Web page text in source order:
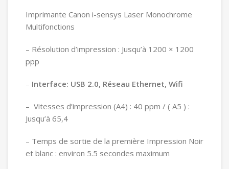
Imprimante Canon i-sensys Laser Monochrome
Multifonctions
– Résolution d’impression : Jusqu’à 1200 × 1200
ppp
– Interface: USB 2.0, Réseau Ethernet, Wifi
– Vitesses d’impression (A4) : 40 ppm / ( A5 ) :
Jusqu’à 65,4
– Temps de sortie de la première Impression Noir
et blanc : environ 5.5 secondes maximum